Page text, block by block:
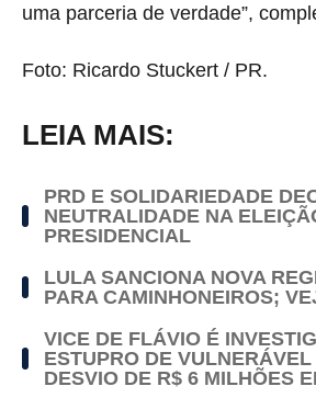
uma parceria de verdade”,
Foto: Ricardo Stuckert / PR.
LEIA MAIS:
PRD E SOLIDARIEDADE
NEUTRALIDADE NA
PRESIDENCIAL
LULA SANCIONA NOVA
PARA CAMINHONEIROS;
VICE DE FLÁVIO É
ESTUPRO DE
DESVIO DE R$ 6 MILHÕES